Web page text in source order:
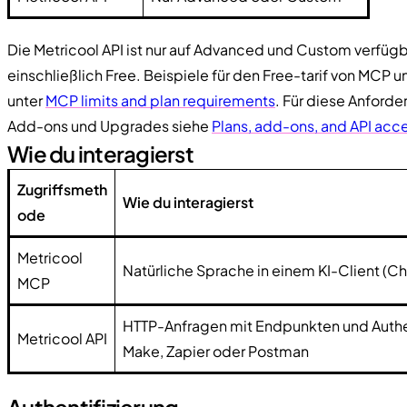
Die Metricool API ist nur auf Advanced und Custom
einschließlich Free. Beispiele für den Free-tarif von MCP
unterMCP limits and plan requirements. Für diese
Add-ons und Upgrades siehe Plans, add-ons, and API
Wie du interagierst
Zugriffsmeth
ode
Wie du interagierst
Metricool
MCP
Natürliche Sprache in einem KI-Client
Metricool API
HTTP-Anfragen mit Endpunkten und
Make, Zapier oder Postman